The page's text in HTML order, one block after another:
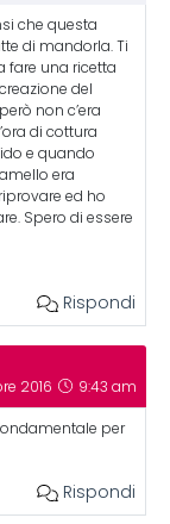
che questa
di mandorla. Ti
fare una ricetta
del
non c’era
di cottura
e quando
era
ed ho
Spero di essere
Rispondi
2016 9:43 am
per
Rispondi